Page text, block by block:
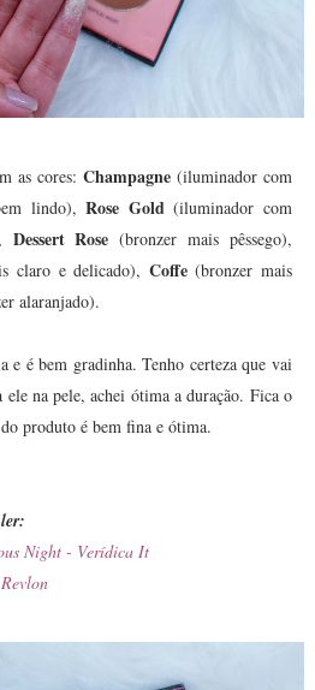
as cores:Champagne (iluminador com
lindo),Rose Gold (iluminador com
Dessert Rose (bronzer mais pêssego),
claro e delicado), Coffe(bronzer mais
alaranjado).
e é bem gradinha. Tenho certeza que vai
ele na pele, achei ótima a duração. Fica o
produto é bem fina e ótima.
Night - Verídica It